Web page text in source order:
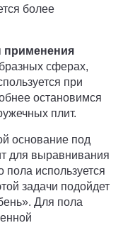
более
применения
сферах,
при
остановимся
плит.
основание под
для выравнивания
пола используется
задачи подойдет
Для пола